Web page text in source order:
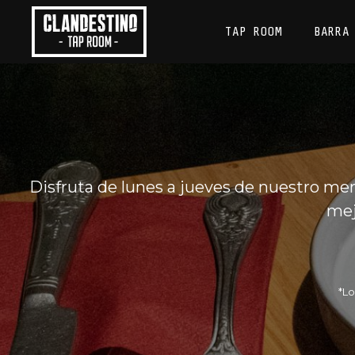
Saltar
contenido
TAP ROOM BARRA
Disfruta de lunes a jueves de nuestro